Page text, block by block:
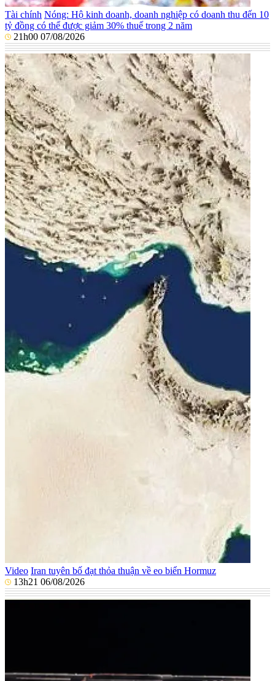
Tài chính Nóng: Hộ kinh doanh, doanh nghiệp có doanh thu đến 10
tỷ đồng có thể được giảm 30% thuế trong 2 năm
21h00 07/08/2026
Video Iran tuyên bố đạt thỏa thuận về eo biển Hormuz
13h21 06/08/2026